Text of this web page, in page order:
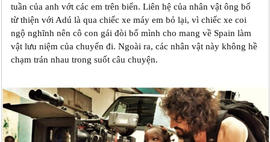
tuần của anh vớt các em trên biển. Liên hệ của nhân vật ông bố
từ thiện với Adú là qua chiếc xe máy em bỏ lại, vì chiếc xe coi
ngộ nghĩnh nên cô con gái đòi bố mình cho mang về Spain làm
vật lưu niệm của chuyến đi. Ngoài ra, các nhân vật này không hề
chạm trán nhau trong suốt câu chuyện.